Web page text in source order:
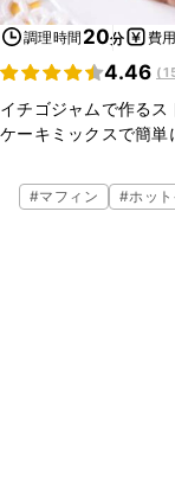
調理時間 20分 費
4.46 (
イチゴジャムで作る
ケーキミックスで簡単
ます。お子様にも喜
作ってみてはいかがで
#マフィン #ホッ